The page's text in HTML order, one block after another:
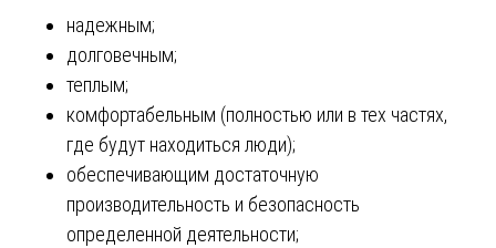
надежным;
долговечным;
теплым;
комфортабельным (полностью или в тех частях,
где будут находиться люди);
обеспечивающим достаточную
производительность и безопасность
определенной деятельности;